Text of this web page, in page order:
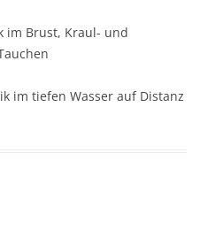
im Brust, Kraul- und
im tiefen Wasser auf Distanz